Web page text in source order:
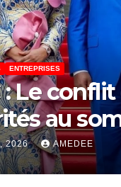
ENTREPRISES
6, 2026 AMEDEE